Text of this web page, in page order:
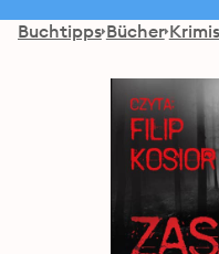
Buchtipps Bücher Krimis